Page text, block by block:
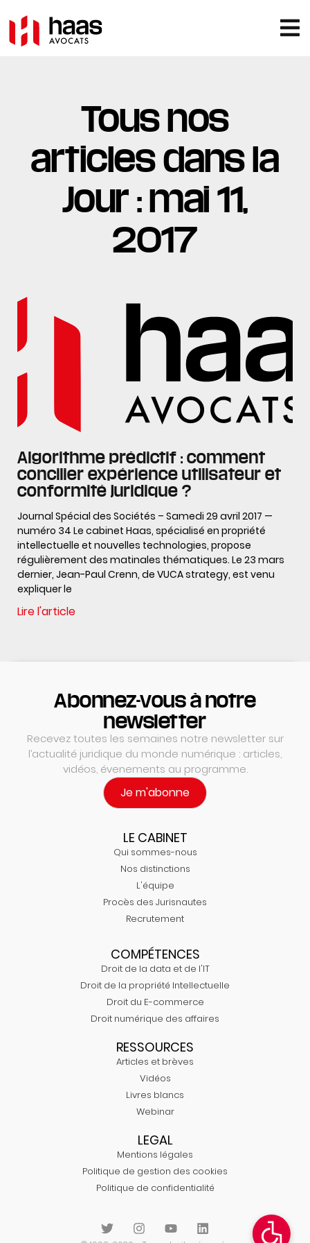
Tous nos
articles dans la
Jour : mai 11,
2017
Algorithme prédictif : comment
concilier expérience utilisateur et
conformité juridique ?
Journal Spécial des Sociétés – Samedi 29 avril 2017 —
numéro 34 Le cabinet Haas, spécialisé en propriété
intellectuelle et nouvelles technologies, propose
régulièrement des matinales thématiques. Le 23 mars
dernier, Jean-Paul Crenn, de VUCA strategy, est venu
expliquer le
Lire l'article
Abonnez-vous à notre
newsletter
Recevez toutes les semaines notre newsletter sur
l’actualité juridique du monde numérique : articles,
vidéos, évenements au programme.
Je m'abonne
LE CABINET
Qui sommes-nous
Nos distinctions
L'équipe
Procès des Jurisnautes
Recrutement
COMPÉTENCES
Droit de la data et de l'IT
Droit de la propriété Intellectuelle
Droit du E-commerce
Droit numérique des affaires
RESSOURCES
Articles et brèves
Vidéos
Livres blancs
Webinar
LEGAL
Mentions légales
Politique de gestion des cookies
Politique de confidentialité